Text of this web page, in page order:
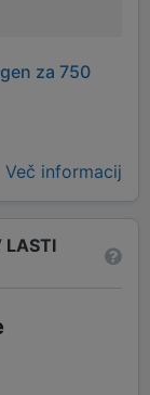
za 750
Več informacij
LASTI